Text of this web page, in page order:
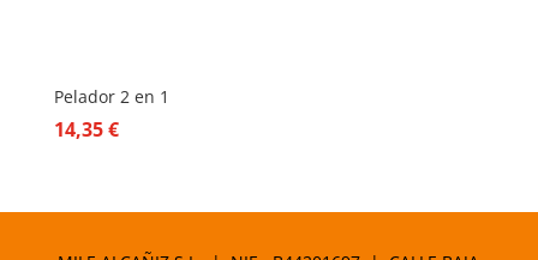
Pelador 2 en 1
14,35€